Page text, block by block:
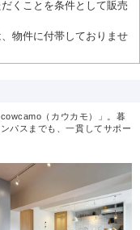
くことを条件として販売
物件に付帯しておりませ
（カウカモ）」。暮
パスまでも、一貫してサポー